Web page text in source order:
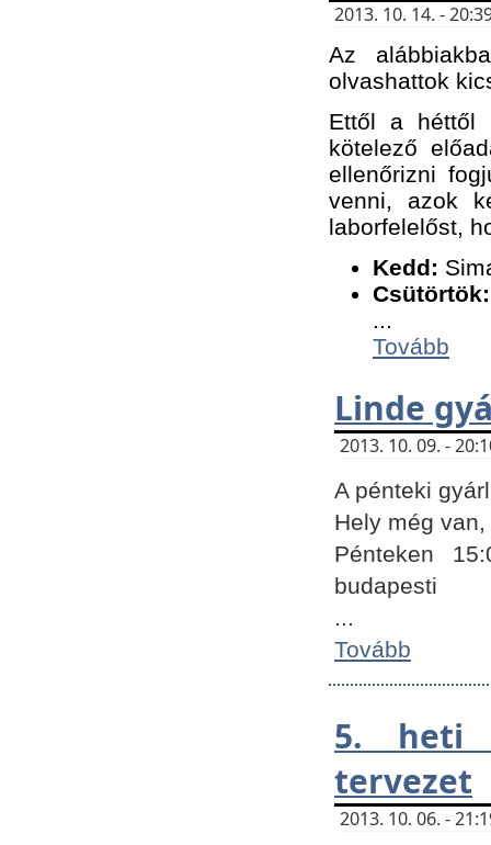
2013. 10. 14. -
Az
olvashattok
Ettől a héttől
kötelező
ellenőrizni
venni, azok
laborfelelőst,
Kedd:
Csütörtök:
...
Tovább
Linde
2013. 10. 09. -
A pénteki
Hely még
Pénteken
budapesti
...
Tovább
5. heti
tervezet
2013. 10. 06. -